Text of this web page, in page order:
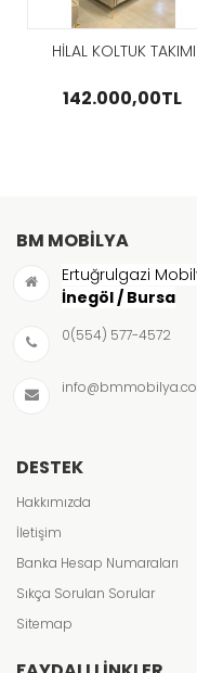
HİLAL KOLTUK TAKIMI
142.000,00TL
BM MOBILYA
Ertuğrulgazi
İnegöl / Bursa
0(554) 577-4572
DESTEK
Hakkımızda
İletişim
Banka Hesap Numaraları
Sıkça Sorulan Sorular
Sitemap